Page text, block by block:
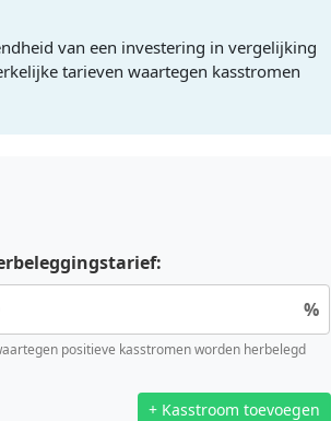
van een investering in vergelijking
tarieven waartegen kasstromen
%
positieve kasstromen worden herbelegd
+ Kasstroom toevoegen